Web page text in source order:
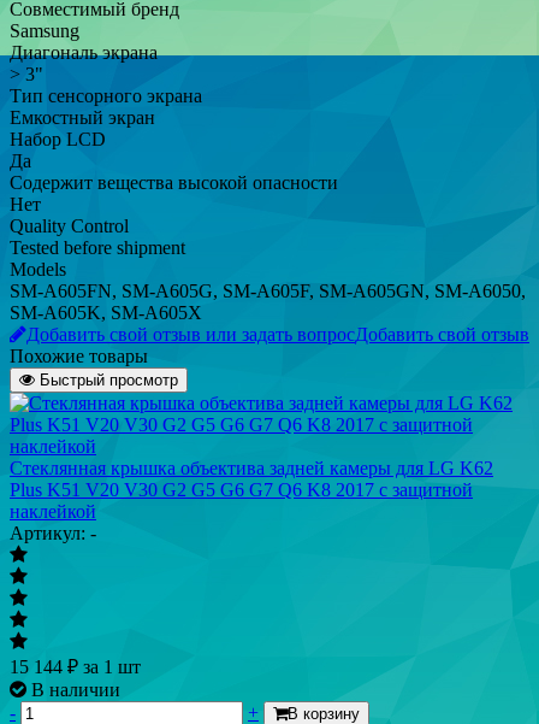
Совместимый бренд
Samsung
Диагональ экрана
> 3"
Тип сенсорного экрана
Емкостный экран
Набор LCD
Да
Содержит вещества высокой опасности
Нет
Quality Control
Tested before shipment
Models
SM-A605FN, SM-A605G, SM-A605F, SM-A605GN, SM-A6050,
SM-A605K, SM-A605X
Добавить свой отзыв или задать вопросДобавить свой отзыв
Похожие товары
Быстрый просмотр
Стеклянная крышка объектива задней камеры для LG K62
Plus K51 V20 V30 G2 G5 G6 G7 Q6 K8 2017 с защитной
наклейкой
Артикул: -
15 144 ₽ за 1 шт
В наличии
-
+ В корзину